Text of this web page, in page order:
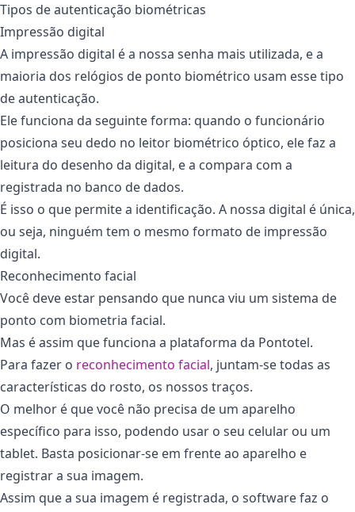
Tipos de autenticação biométricas
Impressão digital
A impressão digital é a nossa senha mais utilizada, e a
maioria dos relógios de ponto biométrico usam esse tipo
de autenticação.
Ele funciona da seguinte forma: quando o funcionário
posiciona seu dedo no leitor biométrico óptico, ele faz a
leitura do desenho da digital, e a compara com a
registrada no banco de dados.
É isso o que permite a identificação. A nossa digital é única,
ou seja, ninguém tem o mesmo formato de impressão
digital.
Reconhecimento facial
Você deve estar pensando que nunca viu um sistema de
ponto com biometria facial.
Mas é assim que funciona a plataforma da Pontotel.
Para fazer o reconhecimento facial, juntam-se todas as
características do rosto, os nossos traços.
O melhor é que você não precisa de um aparelho
específico para isso, podendo usar o seu celular ou um
tablet. Basta posicionar-se em frente ao aparelho e
registrar a sua imagem.
Assim que a sua imagem é registrada, o software faz o